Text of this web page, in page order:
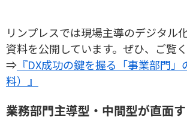
リンプレスでは現場主導のデジタル
資料を公開しています。ぜひ、ご覧く
⇒ 『DX成功の鍵を握る「事業部門
料）』
業務部門主導型・中間型が直面